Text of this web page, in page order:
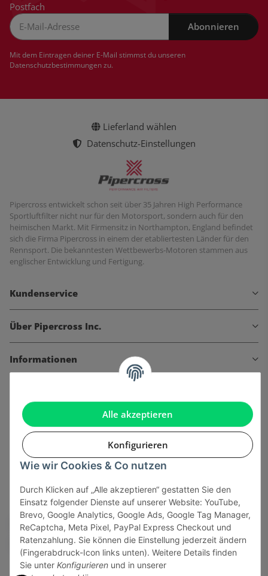
Alle akzeptieren
Konfigurieren
Wie wir Cookies & Co nutzen
Durch Klicken auf „Alle akzeptieren“ gestatten Sie den
Einsatz folgender Dienste auf unserer Website: YouTube,
Brevo, Google Analytics, Google Ads, Google Tag Manager,
ReCaptcha, Meta Pixel, PayPal Express Checkout und
Ratenzahlung. Sie können die Einstellung jederzeit ändern
(Fingerabdruck-Icon links unten). Weitere Details finden
Sie unter Konfigurieren und in unserer
Postfach
Abonnieren
Mit dem Eintragen deiner E-Mail stimmst du unseren
Datenschutzbestimmungenzu.
Lieferland wählen
Datenschutz-Einstellungen
Pipercross entwickelt schon seit über 35 Jahren High Performance
Sportluftfilter nicht nur für den Motorsport, sondern auch für den
heimischen Markt. Mit Firmensitz in Northampton, England befindet
sich die Firma Pipercross in einem der etabliertesten Länder für den
Rennsport. Die bekanntesten Wettbewerbs-Motoren stammen aus
englischer Entwicklung und Fertigung.
Kundenservice
Über Pipercross Inc.
Informationen
Onlinehandel basiert auf Vertrauen:
Sicher bezahlen via: